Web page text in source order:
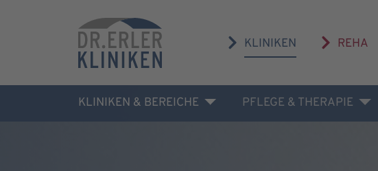
KLINIKEN REHA
KLINIKEN & BEREICHE PFLEGE & THERAPIE